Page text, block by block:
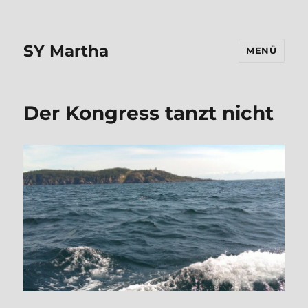
SY Martha MENÜ
Der Kongress tanzt nicht